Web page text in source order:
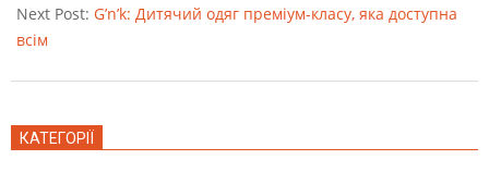
Next Post: G’n’k: Дитячий одяг преміум-класу, яка доступна
всім
КАТЕГОРІЇ